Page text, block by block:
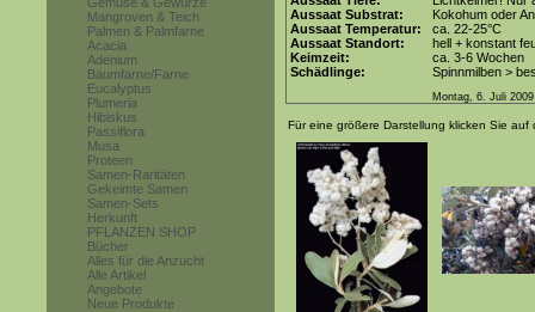
Mangroven & Teich
Palmen & Palmfarne
Acacia
Adenium
Baumfarne/Farne
Eucalyptus
Plumeria
Hibiskus
Passiflora
Musa
Proteen
Samen-Raritäten
Gekeimte Samen
Samen-Sets
Herkunft
PFLANZEN SHOP
Bücher
Alles für die Anzucht
Alle Artikel
Angebote
Neue Produkte
Aussaat Substrat:
Kokohum oder
Aussaat Temperatur:
ca. 22-25°C
Aussaat Standort:
hell + konstant
Keimzeit:
ca. 3-6 Wochen
Schädlinge:
Spinnmilben >
Montag, 6. Juli 2009
Für eine größere Darstellung klicken Sie auf